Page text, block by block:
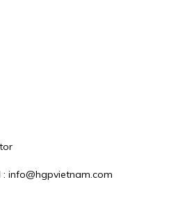
: info@hgpvietnam.com